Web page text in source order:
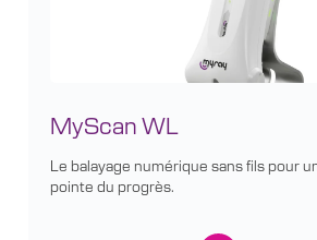
MyScan WL
Le balayage numérique sans fils pour
pointe du progrès.